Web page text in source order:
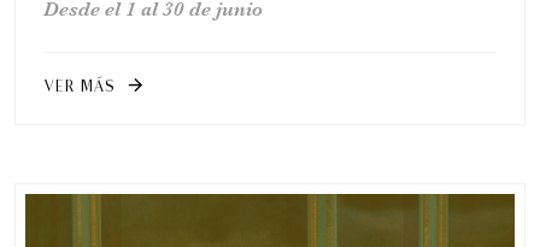
Desde el 1 al 30 de junio
VER MÁS arrow_forward